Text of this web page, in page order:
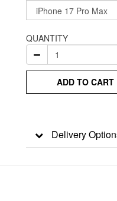
QUANTITY
ADD TO CART
Delivery